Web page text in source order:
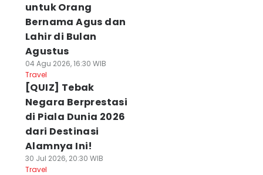
untuk Orang
Bernama Agus dan
Lahir di Bulan
Agustus
04 Agu 2026, 16:30 WIB
Travel
[QUIZ] Tebak
Negara Berprestasi
di Piala Dunia 2026
dari Destinasi
Alamnya Ini!
30 Jul 2026, 20:30 WIB
Travel